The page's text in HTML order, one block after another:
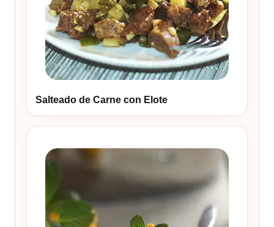
Salteado de Carne con Elote